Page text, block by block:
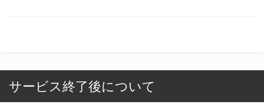
サービス終了後について